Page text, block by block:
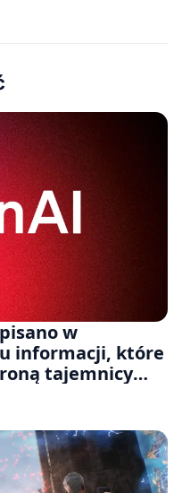
w
informacji, które
tajemnicy
odrzucenia